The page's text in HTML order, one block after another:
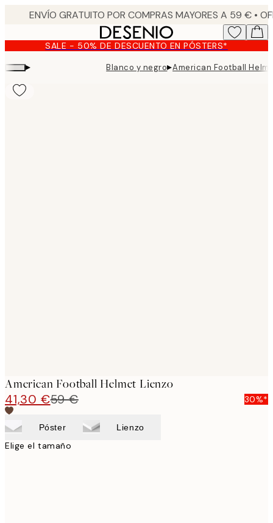
content.SALE - 50% DE DESCUENTO EN PÓSTERS*
▸ Blanco y negro▸American Football
American Football Helmet Lienzo
41,30 €59 € 30%*
Póster Lienzo
Elige el tamaño